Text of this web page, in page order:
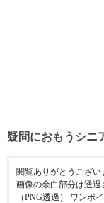
疑問におもうシニ
閲覧ありがとうござい
画像の余白部分は透
（PNG透過） ワンポ